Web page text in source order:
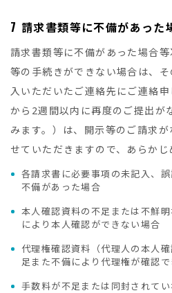
7 請求書類等に不備があった
請求書類等に不備があった場合
等の手続きができない場合は、
入いただいたご連絡先にご連絡
から2週間以内に再度のご提出が
みます。）は、開示等のご請求
せていただきますので、あらかじ
各請求書に必要事項の未記入、
不備があった場合
本人確認資料の不足または不鮮
により本人確認ができない場合
代理権確認資料（代理人の本人
足また不備により代理権が確認
手数料が不足または同封されて